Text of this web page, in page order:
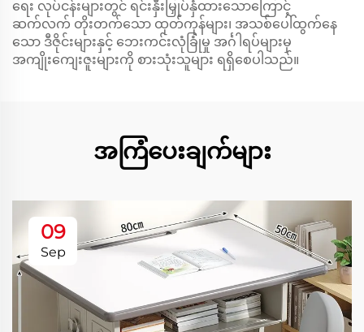
ရေး လုပ်ငန်းများတွင် ရင်းနှီးမြှုပ်နှံထားသောကြောင့်
ဆက်လက် တိုးတက်သော ထုတ်ကုန်များ၊ အသစ်ပေါ်ထွက်နေ
သော ဒီဇိုင်းများနှင့် ဘေးကင်းလုံခြုံမှု အင်္ဂါရပ်များမှ
အကျိုးကျေးဇူးများကို စားသုံးသူများ ရရှိစေပါသည်။
အကြံပေးချက်များ
09
Sep